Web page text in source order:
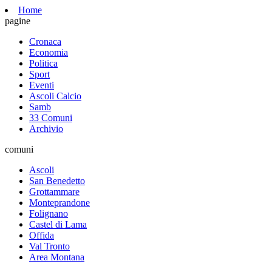
Home
pagine
Cronaca
Economia
Politica
Sport
Eventi
Ascoli Calcio
Samb
33 Comuni
Archivio
comuni
Ascoli
San Benedetto
Grottammare
Monteprandone
Folignano
Castel di Lama
Offida
Val Tronto
Area Montana